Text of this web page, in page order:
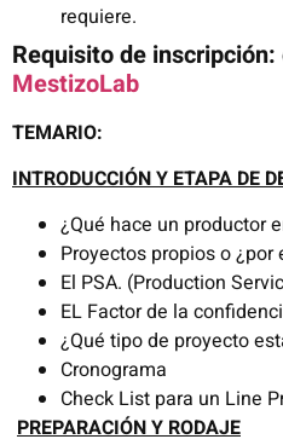
requiere.
Requisito de
MestizoLab
TEMARIO:
INTRODUCCIÓN Y ETAPA DE
¿Qué hace un productor
Proyectos propios o ¿por
El PSA. (Production
EL Factor de la
¿Qué tipo de proyecto
Cronograma
Check List para un Line
PREPARACIÓN Y RODAJE